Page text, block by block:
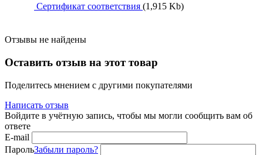
Сертификат соответствия (1,915 Kb)
Отзывы не найдены
Оставить отзыв на этот товар
Поделитесь мнением с другими покупателями
Написать отзыв
Войдите в учётную запись, чтобы мы могли сообщить вам об
ответе
E-mail
ПарольЗабыли пароль?